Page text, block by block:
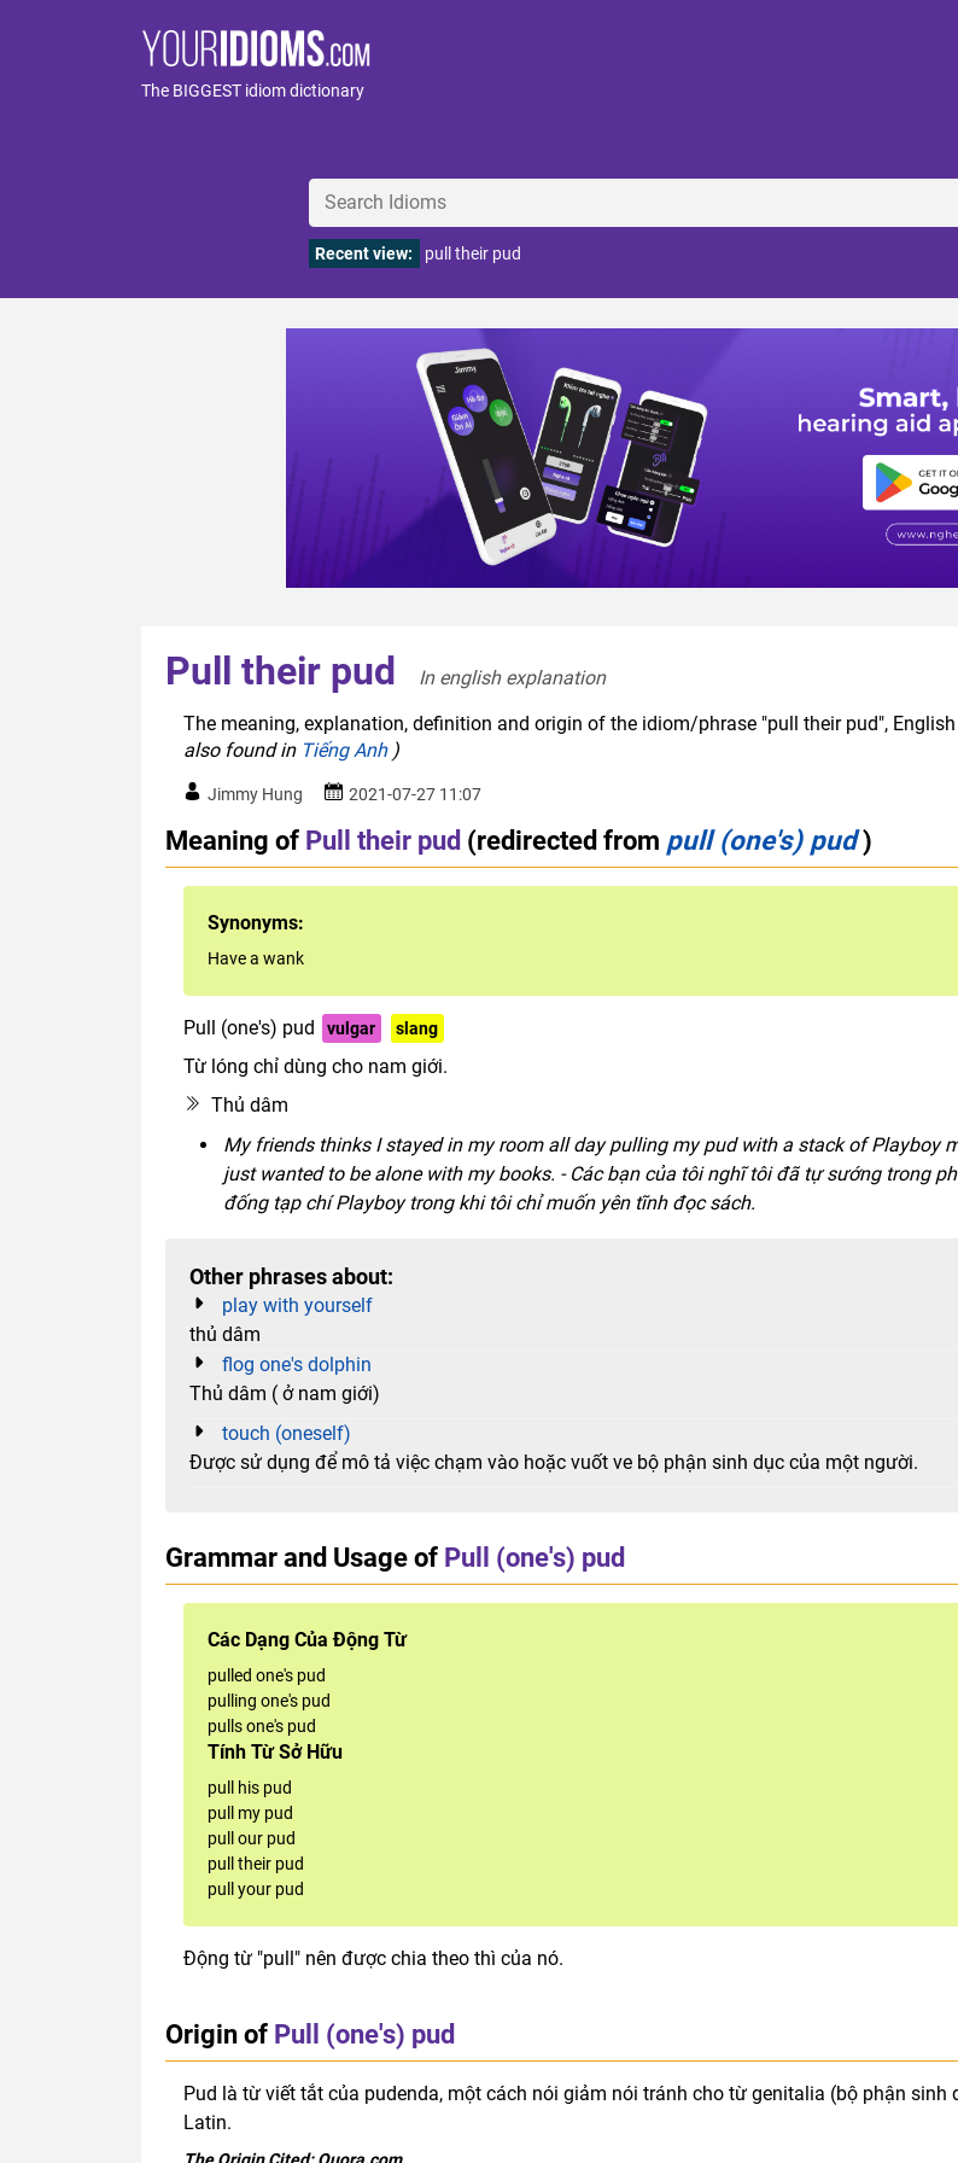
The BIGGEST idiom dictionary
Recent view: pull their pud
Pull their pud
In english explanation
The meaning, explanation, definition and origin of the idiom/phrase "pull their pud",
also found in Tiếng Anh)
Jimmy Hung 2021-07-27 11:07
Meaning of Pull their pud (redirected from pull (one's) pud)
Synonyms:
Have a wank
Pull (one's) pud vulgar slang
Từ lóng chỉ dùng cho nam giới.
Thủ dâm
My friends thinks I stayed in my room all day pulling my pud with a stack of Playboy
just wanted to be alone with my books. - Các bạn của tôi nghĩ tôi đã tự sướng trong
đống tạp chí Playboy trong khi tôi chỉ muốn yên tĩnh đọc sách.
Other phrases about:
play with yourself
thủ dâm
flog one's dolphin
Thủ dâm ( ở nam giới)
touch (oneself)
Được sử dụng để mô tả việc chạm vào hoặc vuốt ve bộ phận sinh dục của một người.
Grammar and Usage of Pull (one's) pud
Các Dạng Của Động Từ
pulled one's pud
pulling one's pud
pulls one's pud
Tính Từ Sở Hữu
pull his pud
pull my pud
pull our pud
pull their pud
pull your pud
Động từ "pull" nên được chia theo thì của nó.
Origin of Pull (one's) pud
Pud là từ viết tắt của pudenda, một cách nói giảm nói tránh cho từ genitalia (bộ phận sinh
Latin.
The Origin Cited:Quora.com.